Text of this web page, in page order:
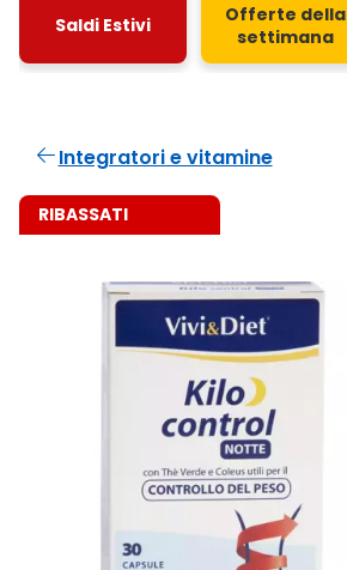
Saldi Estivi
Offerte della
settimana
Integratori e vitamine
RIBASSATI